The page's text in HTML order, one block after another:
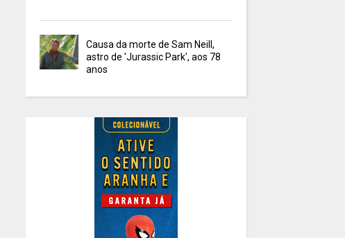
Causa da morte de Sam Neill,
astro de 'Jurassic Park', aos 78
anos